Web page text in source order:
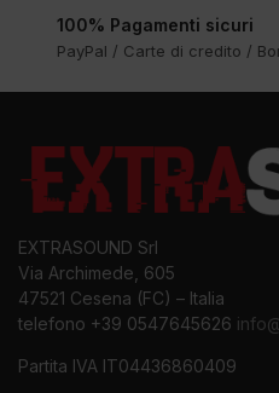
100% Pagamenti sicuri
PayPal / Carte di credito /
EXTRASOUND Srl
Via Archimede, 605
47521 Cesena (FC) – Italia
telefono +39 0547645626
Partita IVA IT04436860409